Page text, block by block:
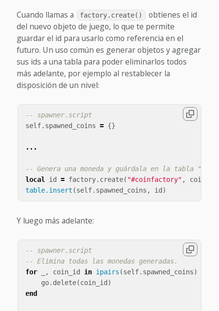
Cuando llamas a factory.create()
obtienes el id
del nuevo objeto de juego, lo que te permite
guardar el id para usarlo como referencia en el
futuro. Un uso común es generar objetos y agregar
sus ids a una tabla para poder eliminarlos todos
más adelante, por ejemplo al restablecer la
disposición de un nivel:
-- spawner.script
self. spawned_coins = {}
...
-- Genera una moneda y guárdala en la tabla
local
id = factory. create( "#coinfactory" ,
table.insert (self. spawned_coins , id )
Y luego más adelante:
-- spawner.script
-- Elimina todas las monedas generadas.
for
, coin_id in ipairs (self. spawned_coins)
go. delete(coin_id )
end